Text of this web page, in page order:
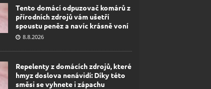
Tento domácí odpuzovač komárů z
přírodních zdrojů vám ušetří
spoustu peněz a navíc krásně voní
8.8.2026
Repelenty z domácích zdrojů, které
hmyz doslova nenávidí: Díky této
směsi se vyhnete i zápachu